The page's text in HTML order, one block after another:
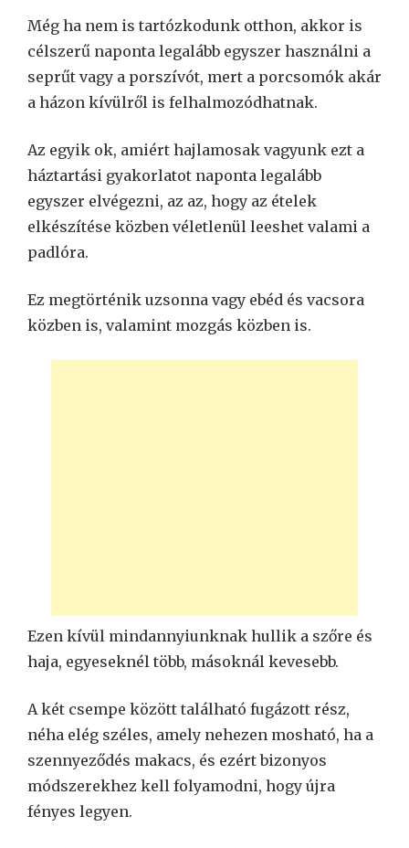
Még ha nem is tartózkodunk otthon, akkor is
célszerű naponta legalább egyszer használni a
seprűt vagy a porszívót, mert a porcsomók akár
a házon kívülről is felhalmozódhatnak.
Az egyik ok, amiért hajlamosak vagyunk ezt a
háztartási gyakorlatot naponta legalább
egyszer elvégezni, az az, hogy az ételek
elkészítése közben véletlenül leeshet valami a
padlóra.
Ez megtörténik uzsonna vagy ebéd és vacsora
közben is, valamint mozgás közben is.
Ezen kívül mindannyiunknak hullik a szőre és
haja, egyeseknél több, másoknál kevesebb.
A két csempe között található fugázott rész,
néha elég széles, amely nehezen mosható, ha a
szennyeződés makacs, és ezért bizonyos
módszerekhez kell folyamodni, hogy újra
fényes legyen.